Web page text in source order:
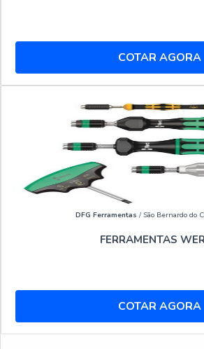
COTAR AGORA
DFG Ferramentas / São Bernardo do
FERRAMENTAS
COTAR AGORA